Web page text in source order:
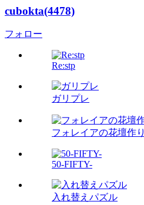
cubokta(4478)
フォロー
Re:stp
ガリプレ
フォレイアの花壇作り
50-FIFTY-
入れ替えパズル